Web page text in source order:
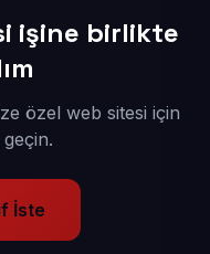
işine birlikte
özel web sitesi için
İste